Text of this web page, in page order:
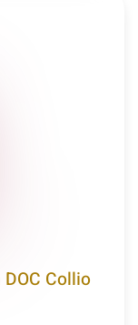
Collio